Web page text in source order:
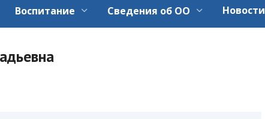
Воспитание Сведения об ОО Новости